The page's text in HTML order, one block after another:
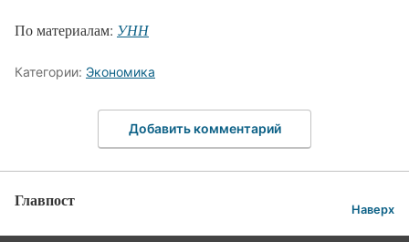
По материалам: УНН
Категории: Экономика
Добавить комментарий
Главпост Наверх